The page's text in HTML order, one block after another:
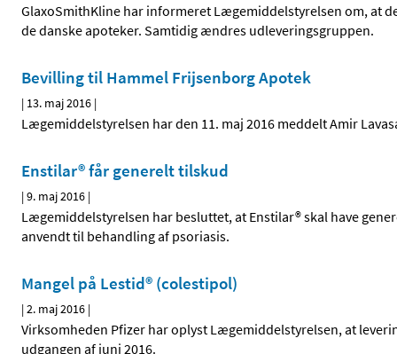
GlaxoSmithKline har informeret Lægemiddelstyrelsen om, at
de danske apoteker. Samtidig ændres udleveringsgruppen.
Bevilling til Hammel Frijsenborg Apotek
| 13. maj 2016 |
Lægemiddelstyrelsen har den 11. maj 2016 meddelt Amir
Enstilar® får generelt tilskud
|9. maj 2016 |
Lægemiddelstyrelsen har besluttet, at Enstilar® skal have
anvendt til behandling af psoriasis.
Mangel på Lestid® (colestipol)
|2. maj 2016 |
Virksomheden Pfizer har oplyst Lægemiddelstyrelsen, at
udgangen af juni 2016.